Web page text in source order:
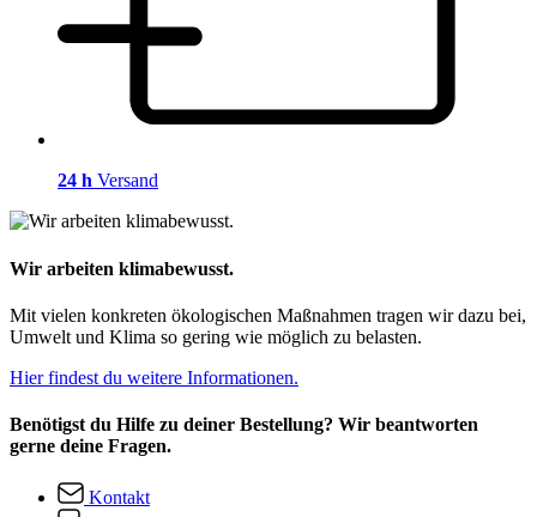
24 h Versand
Wir arbeiten klimabewusst.
Mit vielen konkreten ökologischen Maßnahmen tragen wir dazu bei,
Umwelt und Klima so gering wie möglich zu belasten.
Hier findest du weitere Informationen.
Benötigst du Hilfe zu deiner Bestellung? Wir beantworten
gerne deine Fragen.
Kontakt